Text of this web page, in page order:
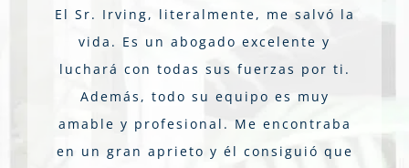
El Sr. Irving, literalmente, me salvó la
vida. Es un abogado excelente y
luchará con todas sus fuerzas por ti.
Además, todo su equipo es muy
amable y profesional. Me encontraba
en un gran aprieto y él consiguió que